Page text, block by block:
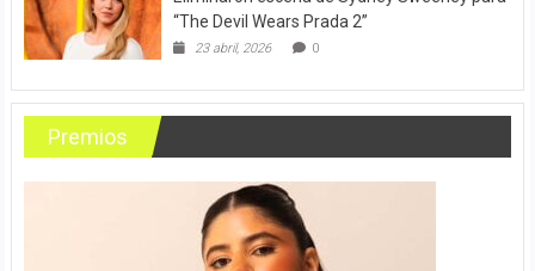
“The Devil Wears Prada 2”
23 abril, 2026 0
Premios